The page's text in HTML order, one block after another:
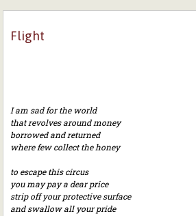
Flight
I am sad for the world
that revolves around money
borrowed and returned
where few collect the honey
to escape this circus
you may pay a dear price
strip off your protective surface
and swallow all your pride